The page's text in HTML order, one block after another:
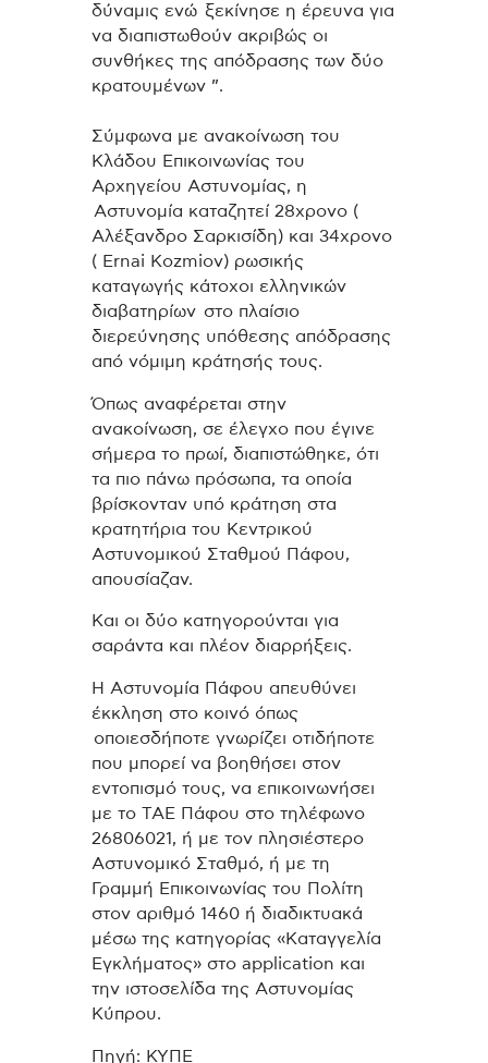
δύναμις ενώ ξεκίνησε η έρευνα για
να διαπιστωθούν ακριβώς οι
συνθήκες της απόδρασης των δύο
κρατουμένων ”.
Σύμφωνα με ανακοίνωση του
Κλάδου Επικοινωνίας του
Αρχηγείου Αστυνομίας, η
Αστυνομία καταζητεί 28χρονο (
Αλέξανδρο Σαρκισίδη) και 34χρονο
( Ernai Kozmiov) ρωσικής
καταγωγής κάτοχοι ελληνικών
διαβατηρίων στο πλαίσιο
διερεύνησης υπόθεσης απόδρασης
από νόμιμη κράτησής τους.
Όπως αναφέρεται στην
ανακοίνωση, σε έλεγχο που έγινε
σήμερα το πρωί, διαπιστώθηκε, ότι
τα πιο πάνω πρόσωπα, τα οποία
βρίσκονταν υπό κράτηση στα
κρατητήρια του Κεντρικού
Αστυνομικού Σταθμού Πάφου,
απουσίαζαν.
Και οι δύο κατηγορούνται για
σαράντα και πλέον διαρρήξεις.
Η Αστυνομία Πάφου απευθύνει
έκκληση στο κοινό όπως
οποιεσδήποτε γνωρίζει οτιδήποτε
που μπορεί να βοηθήσει στον
εντοπισμό τους, να επικοινωνήσει
με το ΤΑΕ Πάφου στο τηλέφωνο
26806021, ή με τον πλησιέστερο
Αστυνομικό Σταθμό, ή με τη
Γραμμή Επικοινωνίας του Πολίτη
στον αριθμό 1460 ή διαδικτυακά
μέσω της κατηγορίας «Καταγγελία
Εγκλήματος» στο application και
την ιστοσελίδα της Αστυνομίας
Κύπρου.
Πηγή: ΚΥΠΕ